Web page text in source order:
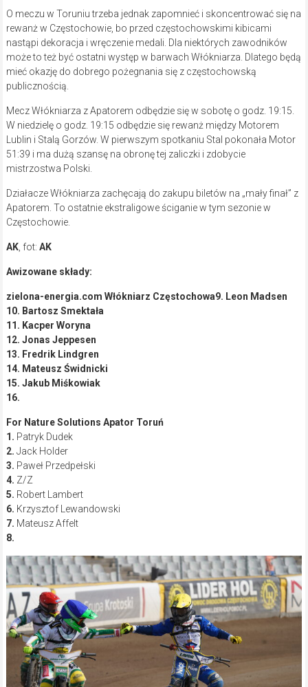
O meczu w Toruniu trzeba jednak zapomnieć i skoncentrować się na
rewanż w Częstochowie, bo przed częstochowskimi kibicami
nastąpi dekoracja i wręczenie medali. Dla niektórych zawodników
może to też być ostatni występ w barwach Włókniarza. Dlatego będą
mieć okazję do dobrego pożegnania się z częstochowską
publicznością.
Mecz Włókniarza z Apatorem odbędzie się w sobotę o godz. 19:15.
W niedzielę o godz. 19:15 odbędzie się rewanż między Motorem
Lublin i Stalą Gorzów. W pierwszym spotkaniu Stal pokonała Motor
51:39 i ma dużą szansę na obronę tej zaliczki i zdobycie
mistrzostwa Polski.
Działacze Włókniarza zachęcają do zakupu biletów na „mały finał” z
Apatorem. To ostatnie ekstraligowe ściganie w tym sezonie w
Częstochowie.
AK, fot: AK
Awizowane składy:
zielona-energia.com Włókniarz Częstochowa9. Leon Madsen
10. Bartosz Smektała
11. Kacper Woryna
12. Jonas Jeppesen
13. Fredrik Lindgren
14. Mateusz Świdnicki
15. Jakub Miśkowiak
16.
For Nature Solutions Apator Toruń
1. Patryk Dudek
2. Jack Holder
3. Paweł Przedpełski
4. Z/Z
5. Robert Lambert
6. Krzysztof Lewandowski
7. Mateusz Affelt
8.